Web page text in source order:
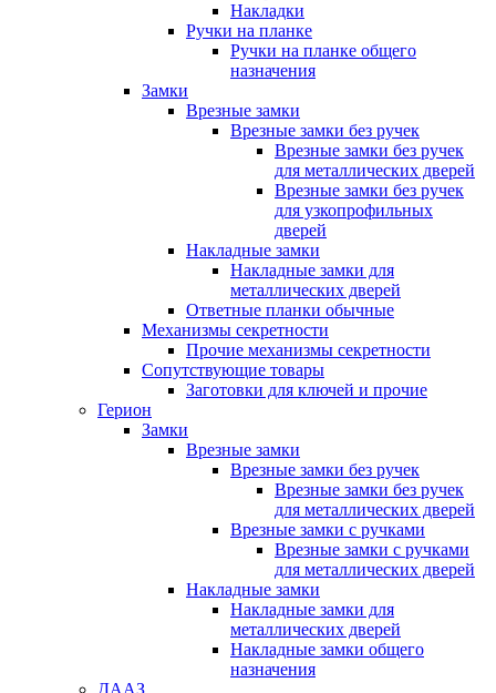
Накладки
Ручки на планке
Ручки на планке общего
назначения
Замки
Врезные замки
Врезные замки без ручек
Врезные замки без ручек
для металлических дверей
Врезные замки без ручек
для узкопрофильных
дверей
Накладные замки
Накладные замки для
металлических дверей
Ответные планки обычные
Механизмы секретности
Прочие механизмы секретности
Сопутствующие товары
Заготовки для ключей и прочие
Герион
Замки
Врезные замки
Врезные замки без ручек
Врезные замки без ручек
для металлических дверей
Врезные замки с ручками
Врезные замки с ручками
для металлических дверей
Накладные замки
Накладные замки для
металлических дверей
Накладные замки общего
назначения